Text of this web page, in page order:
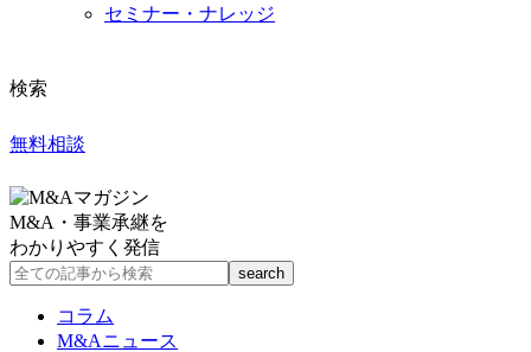
セミナー・ナレッジ
検索
無料相談
M&A・事業承継を
わかりやすく発信
コラム
M&Aニュース